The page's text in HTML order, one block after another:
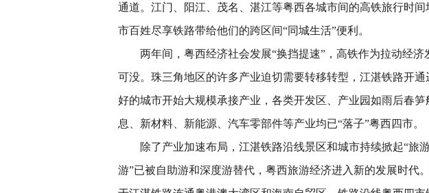
通道。江门、阳江、茂名、湛江等粤西各城市间的高铁旅行时
市百姓尽享铁路带给他们的跨区间“同城生活”便利。
两年间，粤西经济社会发展“换挡提速”，高铁作为拉动经济
可没。珠三角地区的许多产业迫切需要转移转型，江湛铁路开
好的城市开始大规模承接产业，各类开发区、产业园如雨后春
息、新材料、新能源、汽车零部件等产业均已“落子”粤西四市。
除了产业加速布局，江湛铁路沿线景区和城市持续掀起“旅游
游”已被自助游和深度游替代，粤西旅游经济进入新的发展时代